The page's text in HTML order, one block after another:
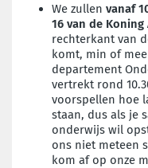
We zullen vanaf
16 van de
rechterkant van
komt, min of
departement
vertrekt rond
voorspellen hoe
staan, dus als je
onderwijs wil
ons niet meteen
kom af op onze